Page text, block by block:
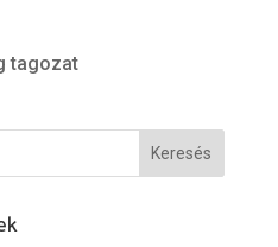
tagozat